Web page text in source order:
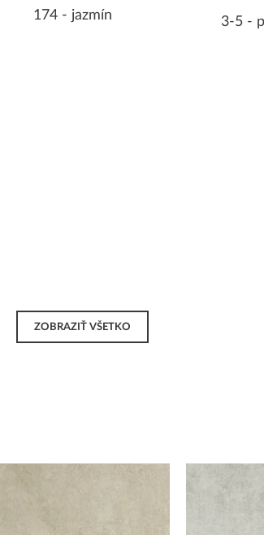
174 - jazmín 3-5 -
ZOBRAZIŤ VŠETKO